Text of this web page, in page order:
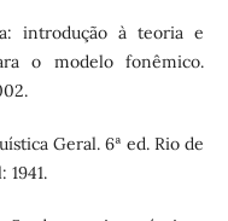
introdução à teoria e
o modelo fonêmico.
Geral. 6ª ed. Rio de
1941.